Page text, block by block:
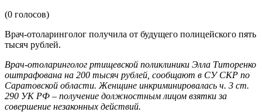
(0 голосов)
Врач-отоларинголог получила от будущего полицейского пять
тысяч рублей.
Врач-отоларинголог ртищевской поликлиники Элла Титоренко
оштрафована на 200 тысяч рублей, сообщают в СУ СКР по
Саратовской области. Женщине инкриминировалась ч. 3 ст.
290 УК РФ – получение должностным лицом взятки за
совершение незаконных действий.